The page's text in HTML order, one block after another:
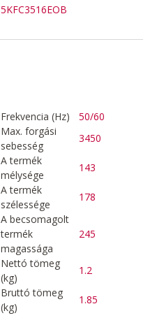
5KFC3516EOB
Frekvencia (Hz)
50/60
Max. forgási
sebesség
3450
A termék
mélysége
143
A termék
szélessége
178
A becsomagolt
termék
magassága
245
Nettó tömeg
(kg)
1.2
Bruttó tömeg
(kg)
1.85